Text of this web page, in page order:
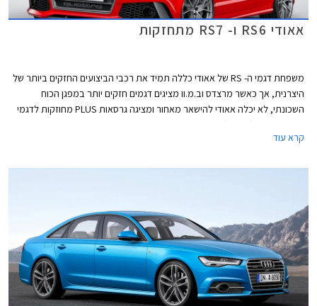
אאודי RS6 ו- RS7 מתחזקות
משפחת דגמי ה- RS של אאודי כללה תמיד את רכבי הביצועים החזקים ביותר של
היצרנית, אך כאשר מרצדס וב.מ.וו מציגים דגמים חזקים יותר במפגן הכוח
השכונתי, לא יכלה אאודי להישאר מאחור ומציגה גרסאות PLUS מחוזקות לדגמי
קרא עוד